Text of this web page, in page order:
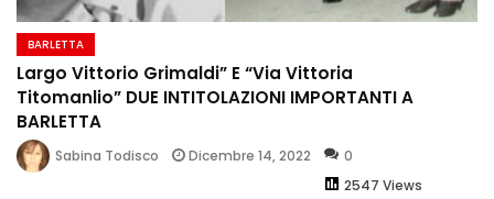
BARLETTA
Largo Vittorio Grimaldi” E “Via Vittoria
Titomanlio” DUE INTITOLAZIONI IMPORTANTI A
BARLETTA
Sabina Todisco
Dicembre 14, 2022
2547 Views
0